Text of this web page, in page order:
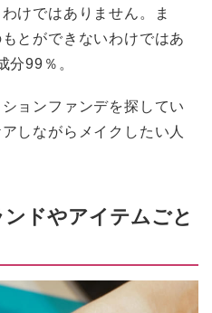
けではありません。ま
とができないわけではあ
分99％。
ョンファンデを探してい
しながらメイクしたい人
ドやアイテムごと